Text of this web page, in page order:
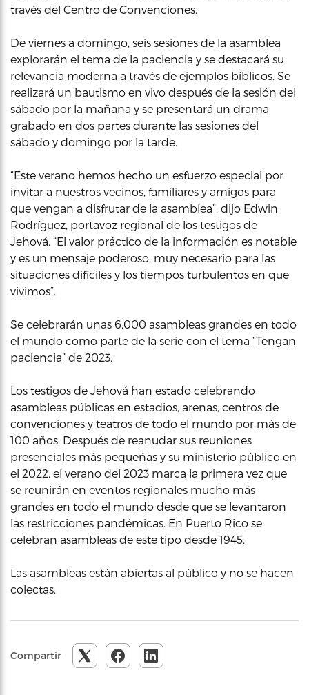
través del Centro de Convenciones.
De viernes a domingo, seis sesiones de la asamblea
explorarán el tema de la paciencia y se destacará su
relevancia moderna a través de ejemplos bíblicos. Se
realizará un bautismo en vivo después de la sesión del
sábado por la mañana y se presentará un drama
grabado en dos partes durante las sesiones del
sábado y domingo por la tarde.
“Este verano hemos hecho un esfuerzo especial por
invitar a nuestros vecinos, familiares y amigos para
que vengan a disfrutar de la asamblea”, dijo Edwin
Rodríguez, portavoz regional de los testigos de
Jehová. “El valor práctico de la información es notable
y es un mensaje poderoso, muy necesario para las
situaciones difíciles y los tiempos turbulentos en que
vivimos”.
Se celebrarán unas 6,000 asambleas grandes en todo
el mundo como parte de la serie con el tema “Tengan
paciencia” de 2023.
Los testigos de Jehová han estado celebrando
asambleas públicas en estadios, arenas, centros de
convenciones y teatros de todo el mundo por más de
100 años. Después de reanudar sus reuniones
presenciales más pequeñas y su ministerio público en
el 2022, el verano del 2023 marca la primera vez que
se reunirán en eventos regionales mucho más
grandes en todo el mundo desde que se levantaron
las restricciones pandémicas. En Puerto Rico se
celebran asambleas de este tipo desde 1945.
Las asambleas están abiertas al público y no se hacen
colectas.
Compartir